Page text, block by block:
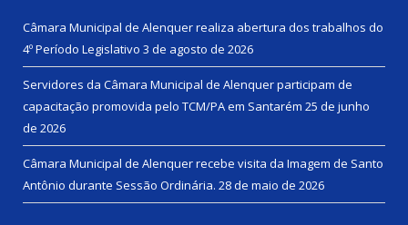
Câmara Municipal de Alenquer realiza abertura dos trabalhos do
4º Período Legislativo 3 de agosto de 2026
Servidores da Câmara Municipal de Alenquer participam de
capacitação promovida pelo TCM/PA em Santarém 25 de junho
de 2026
Câmara Municipal de Alenquer recebe visita da Imagem de Santo
Antônio durante Sessão Ordinária. 28 de maio de 2026